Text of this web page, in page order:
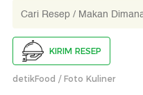
KIRIM RESEP
detikFood Foto Kuliner